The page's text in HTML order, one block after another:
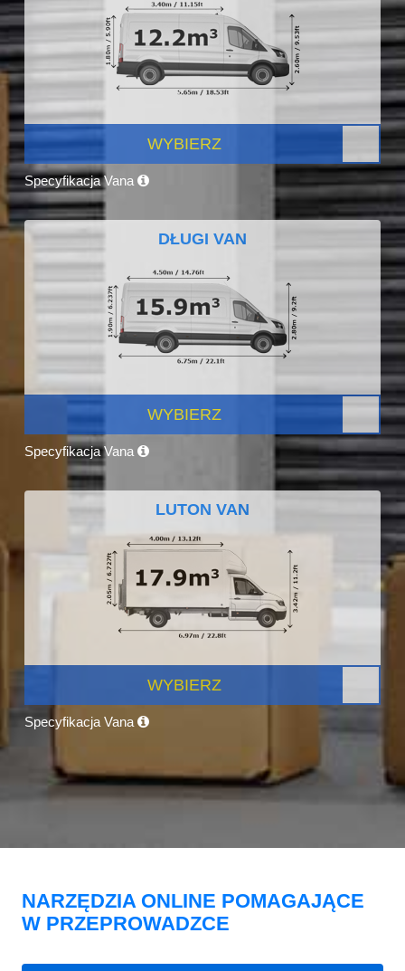
WYBIERZ
Specyfikacja Vana
DŁUGI VAN
WYBIERZ
Specyfikacja Vana
LUTON VAN
WYBIERZ
Specyfikacja Vana
NARZĘDZIA ONLINE POMAGAJĄCE
W PRZEPROWADZCE